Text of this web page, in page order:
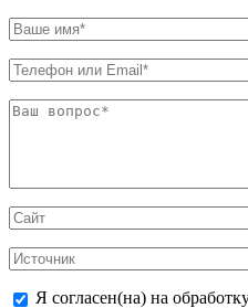
Я согласен(на) на